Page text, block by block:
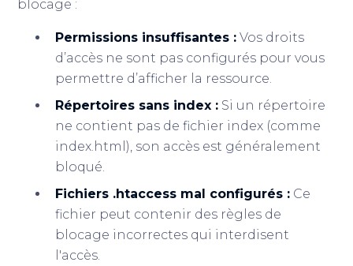
blocage :
Permissions insuffisantes : Vos droits
d’accès ne sont pas configurés pour vous
permettre d’afficher la ressource.
Répertoires sans index : Si un répertoire
ne contient pas de fichier index (comme
index.html), son accès est généralement
bloqué.
Fichiers .htaccess mal configurés : Ce
fichier peut contenir des règles de
blocage incorrectes qui interdisent
l'accès.